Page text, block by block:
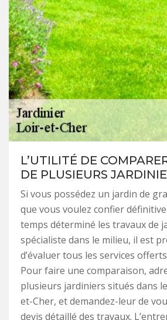
L’UTILITÉ DE
DE PLUSIEURS
Si vous possédez un jardin de
que vous voulez confier
temps déterminé les travaux de
spécialiste dans le milieu, il est
d’évaluer tous les services
Pour faire une comparaison,
plusieurs jardiniers situés dans
et-Cher, et demandez-leur de
devis détaillé des travaux.